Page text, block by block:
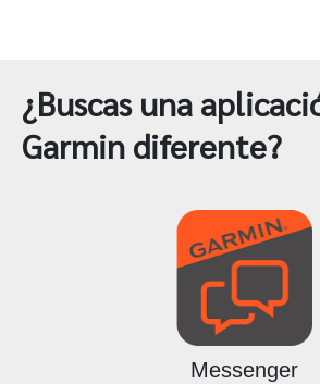
¿Buscas una
Garmin diferente?
Messenger